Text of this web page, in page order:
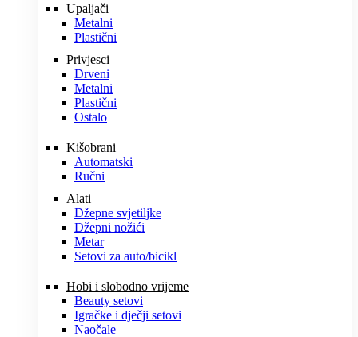
Upaljači
Metalni
Plastični
Privjesci
Drveni
Metalni
Plastični
Ostalo
Kišobrani
Automatski
Ručni
Alati
Džepne svjetiljke
Džepni nožići
Metar
Setovi za auto/bicikl
Hobi i slobodno vrijeme
Beauty setovi
Igračke i dječji setovi
Naočale